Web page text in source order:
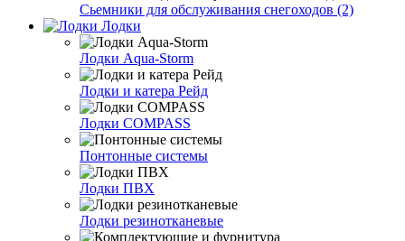
Сьемники для обслуживания снегоходов (2)
Лодки
Лодки Aqua-Storm
Лодки и катера Рейд
Лодки COMPASS
Понтонные системы
Лодки ПВХ
Лодки резинотканевые